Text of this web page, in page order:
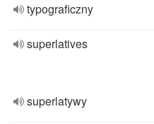
typograficzny
superlatives
superlatywy